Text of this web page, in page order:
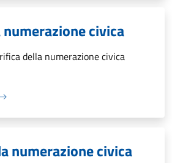
civica
della numerazione civica
numerazione civica